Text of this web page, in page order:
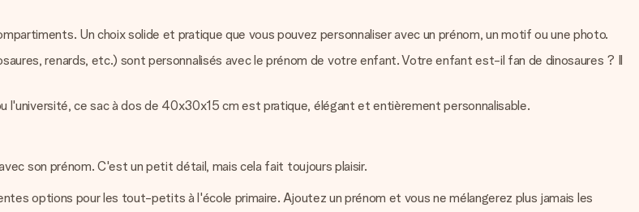
Un choix solide et pratique que vous pouvez personnaliser avec un prénom, un motif ou une photo.
renards, etc.) sont personnalisés avec le prénom de votre enfant. Votre enfant est-il fan de dinosaures ? Il
ce sac à dos de 40x30x15 cm est pratique, élégant et entièrement personnalisable.
son prénom. C'est un petit détail, mais cela fait toujours plaisir.
options pour les tout-petits à l'école primaire. Ajoutez un prénom et vous ne mélangerez plus jamais les